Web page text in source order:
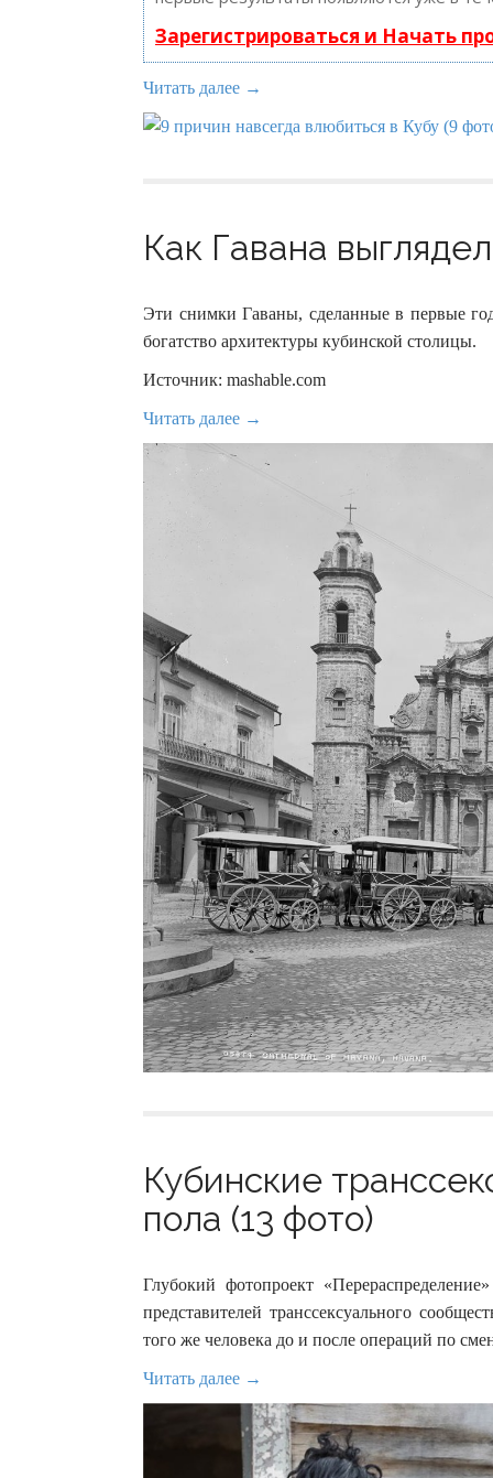
Зарегистрироваться и Начать
Читать далее →
Как Гавана
Эти снимки Гаваны, сделанные в первые
богатство архитектуры кубинской столицы.
Источник: mashable.com
Читать далее →
Кубинские
пола (13 фото)
Глубокий фотопроект
представителей транссексуального
того же человека до и после операций по
Читать далее →